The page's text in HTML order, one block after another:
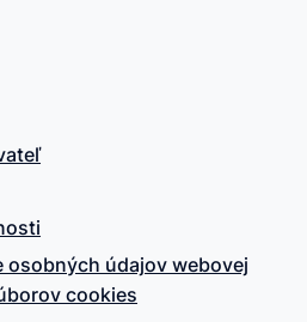
osobných údajov webovej
cookies